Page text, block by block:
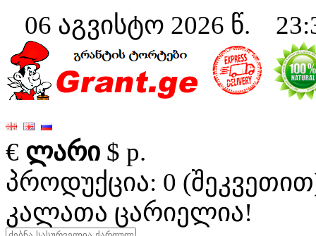
06 აგვისტო 2026 წ.
€ ლარი $ р.
პროდუქცია: 0
კალათა ცარიელია!